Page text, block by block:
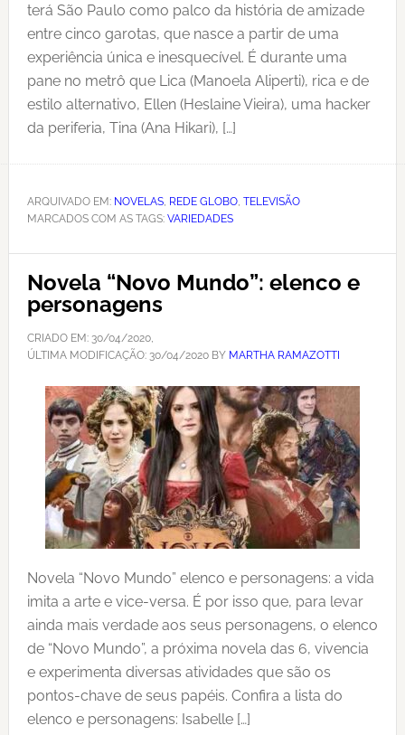
terá São Paulo como palco da história de amizade
entre cinco garotas, que nasce a partir de uma
experiência única e inesquecível. É durante uma
pane no metrô que Lica (Manoela Aliperti), rica e de
estilo alternativo, Ellen (Heslaine Vieira), uma hacker
da periferia, Tina (Ana Hikari), […]
ARQUIVADO EM: NOVELAS, REDE GLOBO, TELEVISÃO
MARCADOS COM AS TAGS: VARIEDADES
Novela “Novo Mundo”: elenco e
personagens
CRIADO EM: 30/04/2020,
ÚLTIMA MODIFICAÇÃO: 30/04/2020BY MARTHA RAMAZOTTI
Novela “Novo Mundo” elenco e personagens: a vida
imita a arte e vice-versa. É por isso que, para levar
ainda mais verdade aos seus personagens, o elenco
de “Novo Mundo”, a próxima novela das 6, vivencia
e experimenta diversas atividades que são os
pontos-chave de seus papéis. Confira a lista do
elenco e personagens: Isabelle […]